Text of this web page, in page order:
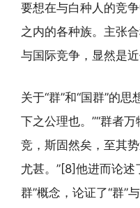
要想在与白种人的竞
之内的各种族。主张
与国际竞争，显然是
关于“群”和“国群”的
下之公理也。”“群者
竞，斯固然矣，至其
尤甚。”[8]他进而论述
群”概念，论证了“群”